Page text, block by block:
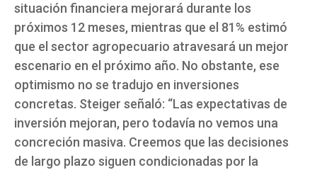
situación financiera mejorará durante los
próximos 12 meses, mientras que el 81% estimó
que el sector agropecuario atravesará un mejor
escenario en el próximo año. No obstante, ese
optimismo no se tradujo en inversiones
concretas. Steiger señaló: “Las expectativas de
inversión mejoran, pero todavía no vemos una
concreción masiva. Creemos que las decisiones
de largo plazo siguen condicionadas por la